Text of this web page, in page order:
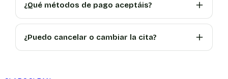
¿Qué métodos de pago aceptáis?
¿Puedo cancelar o cambiar la cita?